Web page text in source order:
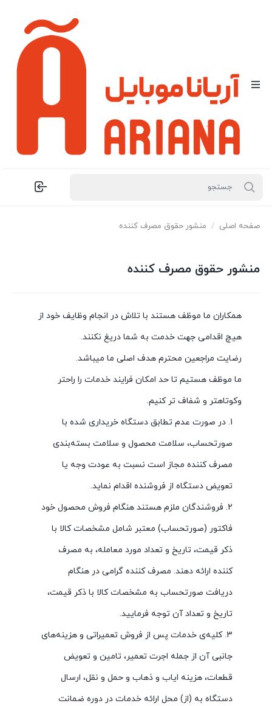
صفحه اصلی / منشور حقوق مصرف کننده
منشور حقوق مصرف کننده
همکاران ما موظف هستند با تلاش در انجام وظایف خود از
هیچ اقدامی جهت خدمت به شما دریغ نکنند.
رضایت مراجعین محترم هدف اصلی ما میباشد.
ما موظف هستیم تا حد امکان فرایند خدمات را راحتر
وکوتاهتر و شفاف تر کنیم.
1. در صورت عدم تطابق دستگاه خریداری شده با
صورتحساب، سلامت محصول و سلامت بسته‌بندی
مصرف کننده مجاز است نسبت به عودت وجه یا
تعویض دستگاه از فروشنده اقدام نماید.
2. فروشندگان ملزم هستند هنگام فروش محصول خود
فاکتور (صورتحساب) معتبر شامل مشخصات کالا با
ذکر قیمت، تاریخ و تعداد مورد معامله، به مصرف
کننده ارائه دهند. مصرف کننده گرامی در هنگام
دریافت صورتحساب به مشخصات کالا با ذکر قیمت،
تاریخ و تعداد آن توجه فرمایید.
3. کلیه‌ی خدمات پس از فروش تعمیراتی و هزینه‌های
جانبی آن از جمله اجرت تعمیر، تامین و تعویض
قطعات، هزینه ایاب و ذهاب و حمل و نقل، ارسال
دستگاه به (از) محل ارائه خدمات در دوره ضمانت